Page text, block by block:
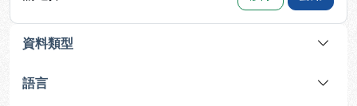
資料類型
語言